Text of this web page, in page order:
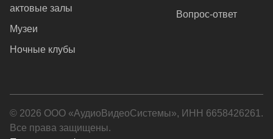
актовые залы
Музеи
Ночные клубы
Вопрос-ответ
© 2026 ООО «АудиоВидеоСистемы», ИНН 6658426261.
Все права защищены.